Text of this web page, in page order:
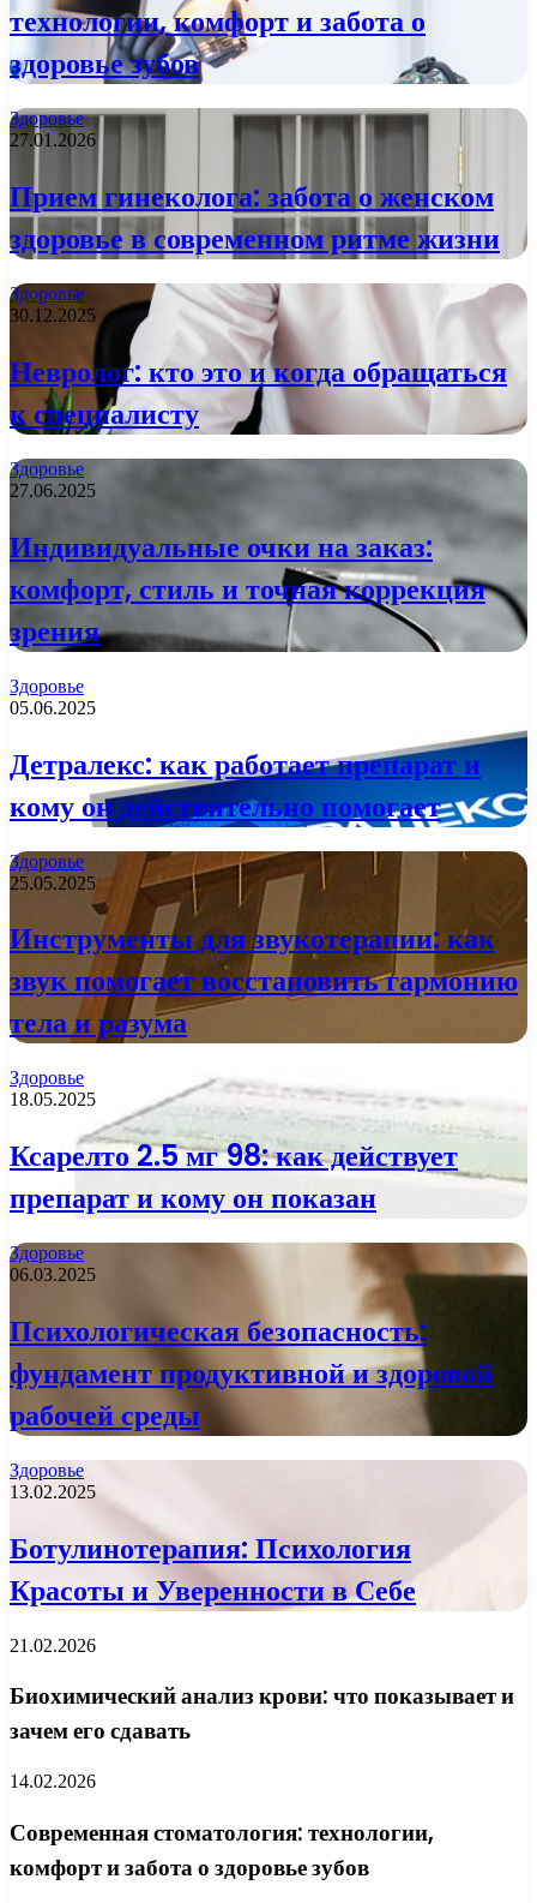
технологии, комфорт и забота о
здоровье зубов
Здоровье
27.01.2026
Прием гинеколога: забота о женском
здоровье в современном ритме жизни
Здоровье
30.12.2025
Невролог: кто это и когда обращаться
к специалисту
Здоровье
27.06.2025
Индивидуальные очки на заказ:
комфорт, стиль и точная коррекция
зрения
Здоровье
05.06.2025
Детралекс: как работает препарат и
кому он действительно помогает
Здоровье
25.05.2025
Инструменты для звукотерапии: как
звук помогает восстановить гармонию
тела и разума
Здоровье
18.05.2025
Ксарелто 2.5 мг 98: как действует
препарат и кому он показан
Здоровье
06.03.2025
Психологическая безопасность:
фундамент продуктивной и здоровой
рабочей среды
Здоровье
13.02.2025
Ботулинотерапия: Психология
Красоты и Уверенности в Себе
21.02.2026
Биохимический анализ крови: что показывает и
зачем его сдавать
14.02.2026
Современная стоматология: технологии,
комфорт и забота о здоровье зубов